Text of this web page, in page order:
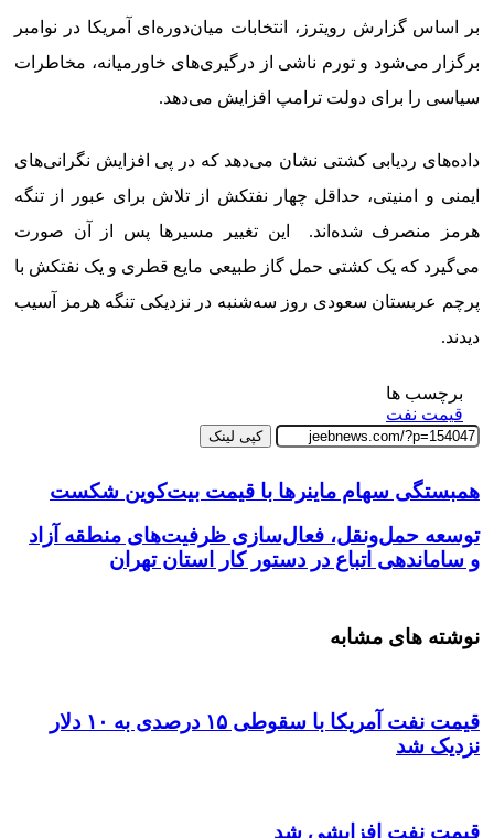
بر اساس گزارش رویترز، انتخابات میان‌دوره‌ای آمریکا در نوامبر
برگزار می‌شود و تورم ناشی از درگیری‌های خاورمیانه، مخاطرات
سیاسی را برای دولت ترامپ افزایش می‌دهد.
داده‌های ردیابی کشتی نشان می‌دهد که در پی افزایش نگرانی‌های
ایمنی و امنیتی، حداقل چهار نفتکش از تلاش برای عبور از تنگه
هرمز منصرف شده‌اند. این تغییر مسیرها پس از آن صورت
می‌گیرد که یک کشتی حمل گاز طبیعی مایع قطری و یک نفتکش با
پرچم عربستان سعودی روز سه‌شنبه در نزدیکی تنگه هرمز آسیب
دیدند.
برچسب ها
قیمت نفت
کپی لینک
همبستگی سهام ماینرها با قیمت بیت‌کوین شکست
توسعه حمل‌ونقل، فعال‌سازی ظرفیت‌های منطقه آزاد
و ساماندهی اتباع در دستور کار استان تهران
نوشته های مشابه
قیمت نفت آمریکا با سقوطی ۱۵ درصدی به ۱۰ دلار
نزدیک شد
قیمت نفت افزایشی شد